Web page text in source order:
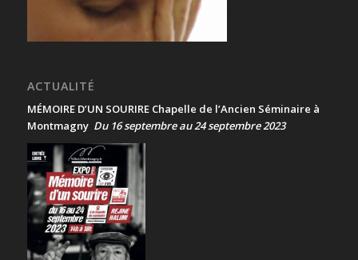
ACTUALITÉ
MÉMOIRE D’UN SOURIRE Chapelle de l’Ancien Séminaire à
Montmagny Du 16 septembre au 24 septembre 2023